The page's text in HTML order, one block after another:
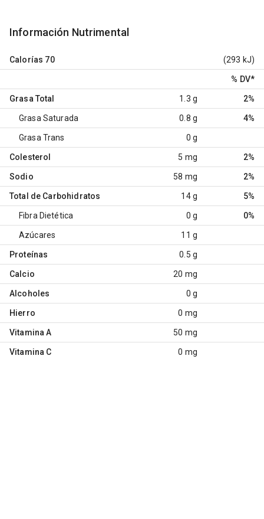
Información Nutrimental
Calorías 70 (293 kJ)
% DV*
Grasa Total 1.3 g 2%
Grasa Saturada 0.8 g 4%
Grasa Trans 0 g
Colesterol 5 mg 2%
Sodio 58 mg 2%
Total de Carbohidratos 14 g 5%
Fibra Dietética 0 g 0%
Azúcares 11 g
Proteínas 0.5 g
Calcio 20 mg
Alcoholes 0 g
Hierro 0 mg
Vitamina A 50 mg
Vitamina C 0 mg